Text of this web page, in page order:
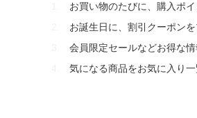
お買い物のたびに、購入ポイ
お誕生日に、割引クーポンを
会員限定セールなどお得な情
気になる商品をお気に入り一